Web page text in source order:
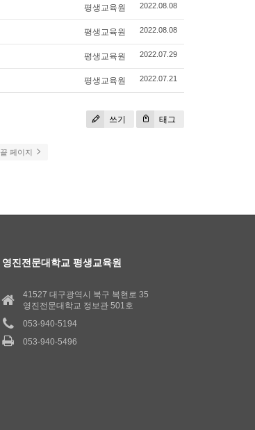
평생교육원 2022.08.08
평생교육원 2022.08.08
평생교육원 2022.07.29
평생교육원 2022.07.21
쓰기 태그
끝 페이지
영진전문대학교 평생교육원
41527 대구광역시 북구 복현로 35
영진전문대학교 정보관 501호
053-940-5194
053-940-5496